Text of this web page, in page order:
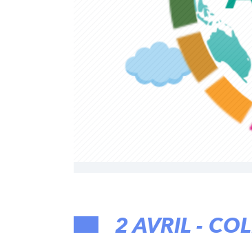
2 AVRIL -